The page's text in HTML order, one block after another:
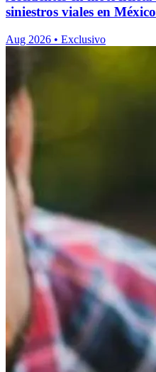
siniestros viales en México
Aug 2026 • Exclusivo